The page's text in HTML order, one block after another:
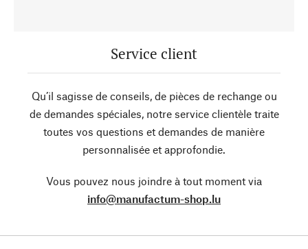
Service client
Qu’il sagisse de conseils, de pièces de rechange ou
de demandes spéciales, notre service clientèle traite
toutes vos questions et demandes de manière
personnalisée et approfondie.
Vous pouvez nous joindre à tout moment via
info@manufactum-shop.lu